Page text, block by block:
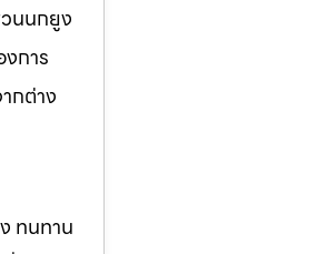
นนกยูง
การ
กต่าง
ทนทาน